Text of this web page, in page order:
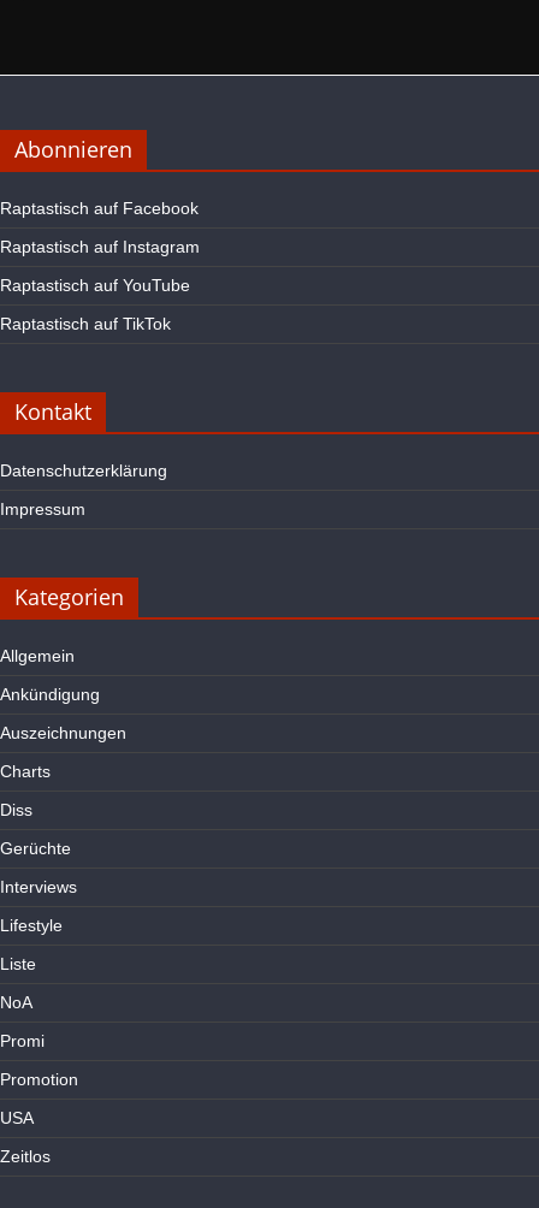
Abonnieren
Raptastisch auf Facebook
Raptastisch auf Instagram
Raptastisch auf YouTube
Raptastisch auf TikTok
Kontakt
Datenschutzerklärung
Impressum
Kategorien
Allgemein
Ankündigung
Auszeichnungen
Charts
Diss
Gerüchte
Interviews
Lifestyle
Liste
NoA
Promi
Promotion
USA
Zeitlos